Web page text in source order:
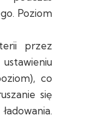
Poziom
przez
co
się